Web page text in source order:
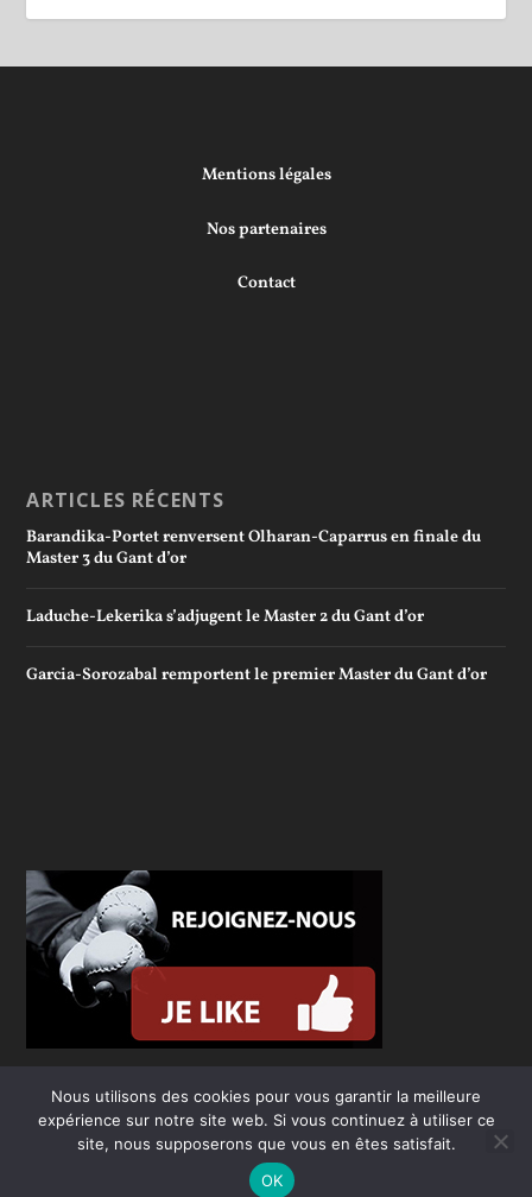
Mentions légales
Nos partenaires
Contact
ARTICLES RÉCENTS
Barandika-Portet renversent Olharan-Caparrus en finale du
Master 3 du Gant d’or
Laduche-Lekerika s’adjugent le Master 2 du Gant d’or
Garcia-Sorozabal remportent le premier Master du Gant d’or
Elegant Themes| Propulsé par
Nous utilisons des cookies pour vous garantir la meilleure
expérience sur notre site web. Si vous continuez à utiliser ce
site, nous supposerons que vous en êtes satisfait.
OK